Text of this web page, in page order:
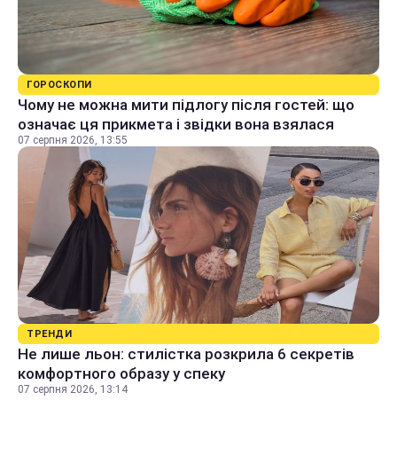
ГОРОСКОПИ
Чому не можна мити підлогу після гостей: що
означає ця прикмета і звідки вона взялася
07 серпня 2026, 13:55
ТРЕНДИ
Не лише льон: стилістка розкрила 6 секретів
комфортного образу у спеку
07 серпня 2026, 13:14